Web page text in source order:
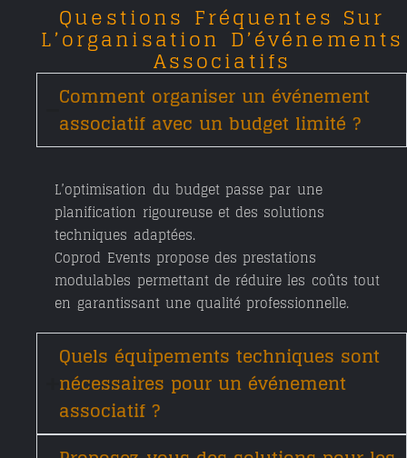
Questions Fréquentes Sur
L’organisation D’événements
Associatifs
Comment organiser un événement
associatif avec un budget limité ?
L’optimisation du budget passe par une
planification rigoureuse et des solutions
techniques adaptées.
Coprod Events propose des prestations
modulables permettant de réduire les coûts tout
en garantissant une qualité professionnelle.
Quels équipements techniques sont
nécessaires pour un événement
associatif ?